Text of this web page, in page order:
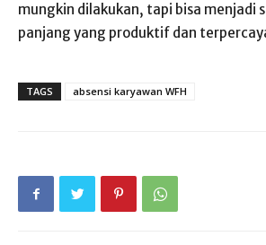
mungkin dilakukan, tapi bisa menjadi
panjang yang produktif dan
TAGS absensi karyawan WFH